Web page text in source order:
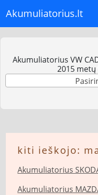
Akumuliatorius.lt
Akumuliatorius VW
2015
kiti ieškojo:
Akumuliatorius
Akumuliatorius